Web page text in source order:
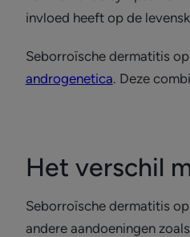
invloed heeft op de
Seborroïsche dermatitis
androgenetica. Deze
Het verschil
Seborroïsche dermatitis
andere aandoeningen